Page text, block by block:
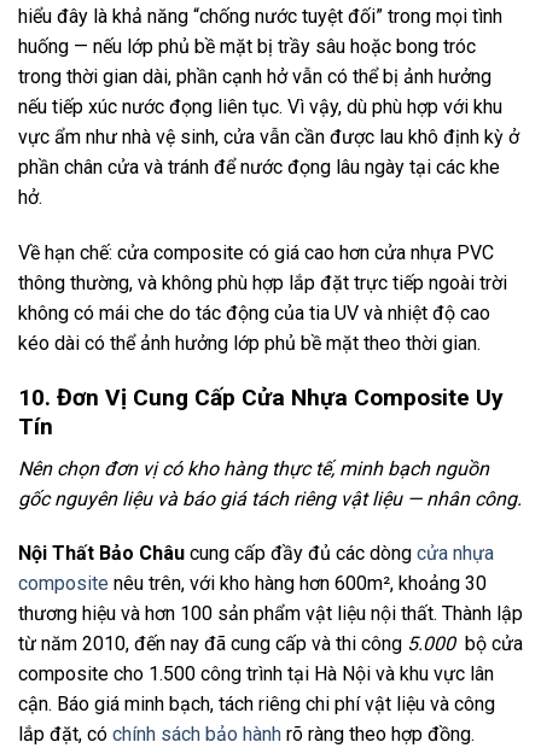
hiểu đây là khả năng “chống nước tuyệt đối” trong mọi tình
huống — nếu lớp phủ bề mặt bị trầy sâu hoặc bong tróc
trong thời gian dài, phần cạnh hở vẫn có thể bị ảnh hưởng
nếu tiếp xúc nước đọng liên tục. Vì vậy, dù phù hợp với khu
vực ẩm như nhà vệ sinh, cửa vẫn cần được lau khô định kỳ ở
phần chân cửa và tránh để nước đọng lâu ngày tại các khe
hở.
Về hạn chế: cửa composite có giá cao hơn cửa nhựa PVC
thông thường, và không phù hợp lắp đặt trực tiếp ngoài trời
không có mái che do tác động của tia UV và nhiệt độ cao
kéo dài có thể ảnh hưởng lớp phủ bề mặt theo thời gian.
10. Đơn Vị Cung Cấp Cửa Nhựa Composite Uy
Tín
Nên chọn đơn vị có kho hàng thực tế, minh bạch nguồn
gốc nguyên liệu và báo giá tách riêng vật liệu — nhân công.
Nội Thất Bảo Châu cung cấp đầy đủ các dòng cửa nhựa
composite nêu trên, với kho hàng hơn 600m², khoảng 30
thương hiệu và hơn 100 sản phẩm vật liệu nội thất. Thành lập
từ năm 2010, đến nay đã cung cấp và thi công 5.000 bộ cửa
composite cho 1.500 công trình tại Hà Nội và khu vực lân
cận. Báo giá minh bạch, tách riêng chi phí vật liệu và công
lắp đặt, có chính sách bảo hành rõ ràng theo hợp đồng.